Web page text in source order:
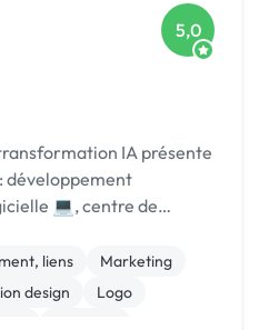
5,0
IA présente
développement
💻, centre de
liens
Marketing
design
Logo